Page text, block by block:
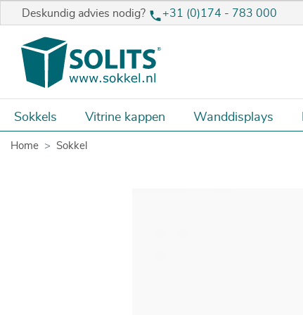
Deskundig advies nodig? +31 (0)174 - 783 000
Sokkels Vitrine kappen Wanddisplays
Home Sokkel